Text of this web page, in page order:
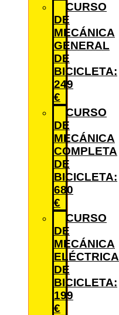
CURSO
DE
MECÁNICA
GENERAL
DE
BICICLETA:
249
€
CURSO
DE
MECÁNICA
COMPLETA
DE
BICICLETA:
680
€
CURSO
DE
MECÁNICA
ELÉCTRICA
DE
BICICLETA:
199
€